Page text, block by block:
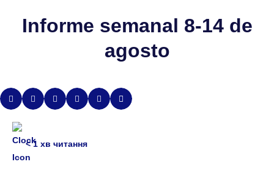
Informe semanal 8-14 de
agosto
< 1 хв читання